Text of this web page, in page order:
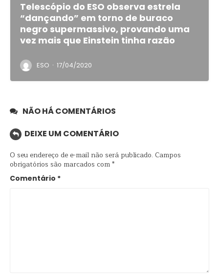
Telescópio do ESO observa estrela
“dançando” em torno de buraco
negro supermassivo, provando uma
vez mais que Einstein tinha razão
ESO · 17/04/2020
NÃO HÁ COMENTÁRIOS
DEIXE UM COMENTÁRIO
O seu endereço de e-mail não será publicado. Campos
obrigatórios são marcados com*
Comentário *